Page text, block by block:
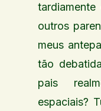
outros
meus
tão
pais
espaciais?